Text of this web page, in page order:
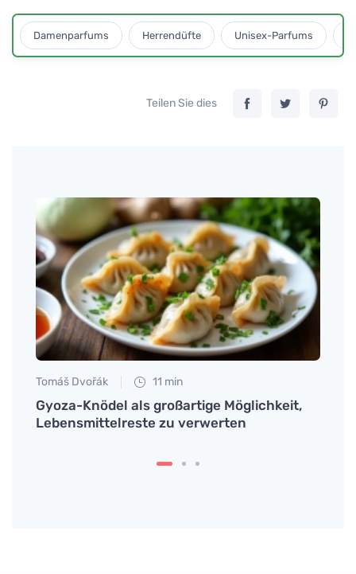
Damenparfums Herrendüfte Unisex-Parfums
Teilen Sie dies
Tomáš Dvořák 11 min
Gyoza-Knödel als großartige Möglichkeit,
Lebensmittelreste zu verwerten